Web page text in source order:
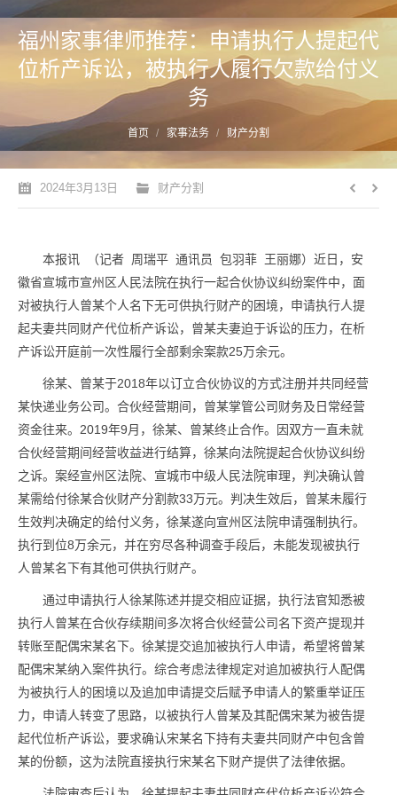
福州家事律师推荐：申请执行人提起代
位析产诉讼，被执行人履行欠款给付义
务
您的位置： 首页 家事法务 财产分割
2024年3月13日 财产分割
本报讯 （记者 周瑞平 通讯员 包羽菲 王丽娜）近日，安
徽省宣城市宣州区人民法院在执行一起合伙协议纠纷案件中，面
对被执行人曾某个人名下无可供执行财产的困境，申请执行人提
起夫妻共同财产代位析产诉讼，曾某夫妻迫于诉讼的压力，在析
产诉讼开庭前一次性履行全部剩余案款25万余元。
徐某、曾某于2018年以订立合伙协议的方式注册并共同经营
某快递业务公司。合伙经营期间，曾某掌管公司财务及日常经营
资金往来。2019年9月，徐某、曾某终止合作。因双方一直未就
合伙经营期间经营收益进行结算，徐某向法院提起合伙协议纠纷
之诉。案经宣州区法院、宣城市中级人民法院审理，判决确认曾
某需给付徐某合伙财产分割款33万元。判决生效后，曾某未履行
生效判决确定的给付义务，徐某遂向宣州区法院申请强制执行。
执行到位8万余元，并在穷尽各种调查手段后，未能发现被执行
人曾某名下有其他可供执行财产。
通过申请执行人徐某陈述并提交相应证据，执行法官知悉被
执行人曾某在合伙存续期间多次将合伙经营公司名下资产提现并
转账至配偶宋某名下。徐某提交追加被执行人申请，希望将曾某
配偶宋某纳入案件执行。综合考虑法律规定对追加被执行人配偶
为被执行人的困境以及追加申请提交后赋予申请人的繁重举证压
力，申请人转变了思路，以被执行人曾某及其配偶宋某为被告提
起代位析产诉讼，要求确认宋某名下持有夫妻共同财产中包含曾
某的份额，这为法院直接执行宋某名下财产提供了法律依据。